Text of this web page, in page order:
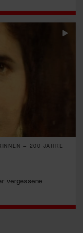
– 200 JAHRE
vergessene